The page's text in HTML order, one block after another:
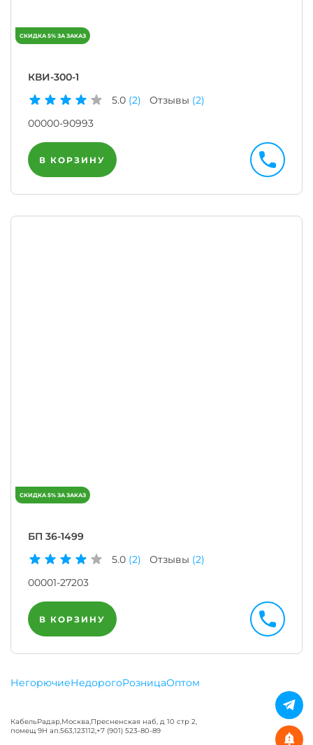
КВИ-300-1
5.0 (2) Отзывы (2)
00000-90993
В КОРЗИНУ
БП 36-1499
5.0 (2) Отзывы (2)
00001-27203
В КОРЗИНУ
НегорючиеНедорогоРозницаОптом
КабельРадар,Москва,Пресненская наб, д 10 стр 2,
помещ 9Н ап.563,123112,+7 (901) 523-80-89